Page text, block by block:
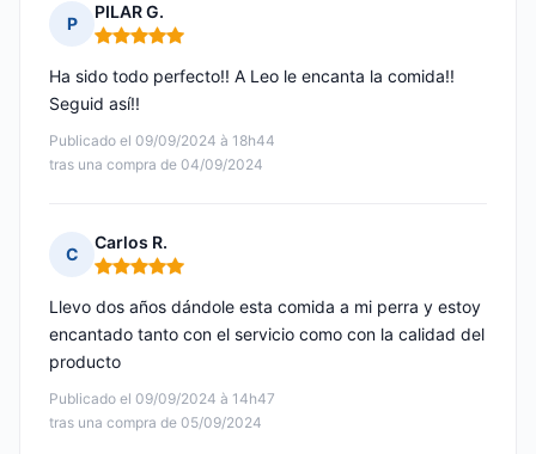
P
PILAR G.
Nota: 5 de 5
Publicado el 09/09/2024 à 18h44
tras una compra de 04/09/2024
Ha sido todo perfecto!! A Leo le encanta la comida!!
Seguid así!!
C
Carlos R.
Nota: 5 de 5
Publicado el 09/09/2024 à 14h47
tras una compra de 05/09/2024
Llevo dos años dándole esta comida a mi perra y estoy
encantado tanto con el servicio como con la calidad del
producto